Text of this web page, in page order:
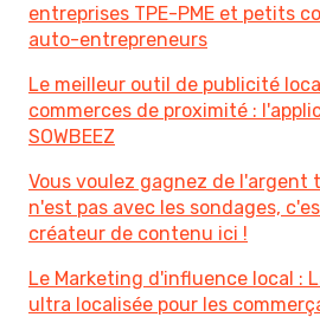
entreprises TPE-PME et petits
auto-entrepreneurs
Le meilleur outil de publicité
commerces de proximité :
SOWBEEZ
Vous voulez gagnez de l'argent
n'est pas avec les sondages,
créateur de contenu ici !
Le Marketing d'influence local :
ultra localisée pour les